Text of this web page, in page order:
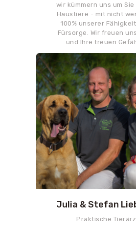
wir kümmern uns um
Haustiere - mit nicht
100% unserer
Fürsorge. Wir freuen
und Ihre treuen
Julia & Stefan
Praktische